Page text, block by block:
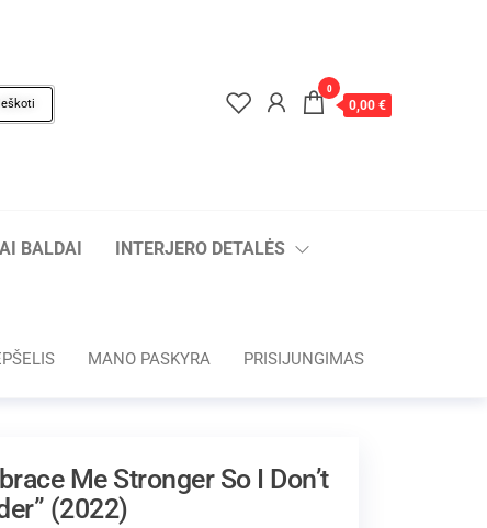
Ieškoti
0
0,00 €
BALDAI INTERJERO DETALĖS
MANO PASKYRA PRISIJUNGIMAS
Me Stronger So I Don’t
(2022)